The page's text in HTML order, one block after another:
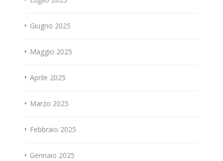
Giugno 2025
Maggio 2025
Aprile 2025
Marzo 2025
Febbraio 2025
Gennaio 2025